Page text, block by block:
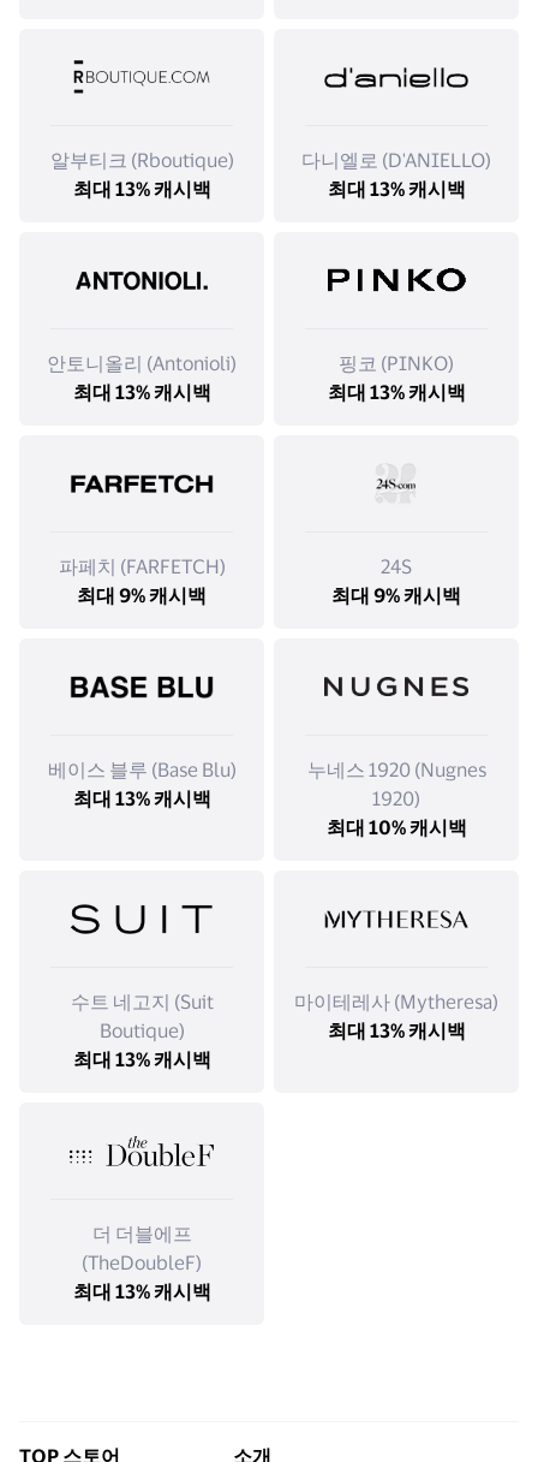
알부티크 (Rboutique)
최대 13% 캐시백
다니엘로 (D'ANIELLO)
최대 13% 캐시백
안토니올리 (Antonioli)
최대 13% 캐시백
핑코 (PINKO)
최대 13% 캐시백
파페치 (FARFETCH)
최대 9% 캐시백
24S
최대 9% 캐시백
베이스 블루 (Base Blu)
최대 13% 캐시백
누네스 1920 (Nugnes
1920)
최대 10% 캐시백
수트 네고지 (Suit
Boutique)
최대 13% 캐시백
마이테레사 (Mytheresa)
최대 13% 캐시백
더 더블에프
(TheDoubleF)
최대 13% 캐시백
TOP 스토어 소개